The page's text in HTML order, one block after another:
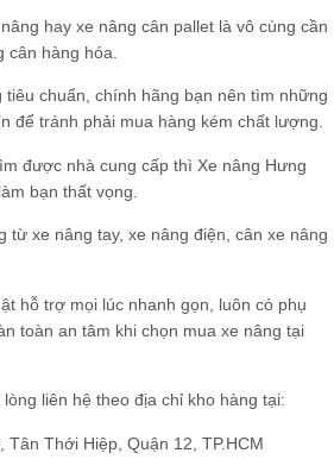
hay xe nâng cân pallet là vô cùng cần
cân hàng hóa.
chuẩn, chính hãng bạn nên tìm những
để tránh phải mua hàng kém chất lượng.
được nhà cung cấp thì Xe nâng Hưng
bạn thất vọng.
từ xe nâng tay, xe nâng điện , cân xe nâng
hỗ trợ mọi lúc nhanh gọn, luôn có phụ
toàn an tâm khi chọn mua xe nâng tại
liên hệ theo địa chỉ kho hàng tại:
Tân Thới Hiệp, Quận 12, TP.HCM